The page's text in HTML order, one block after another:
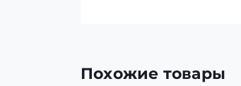
Похожие товары